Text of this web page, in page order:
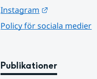
Instagram
Policy för sociala medier
Publikationer